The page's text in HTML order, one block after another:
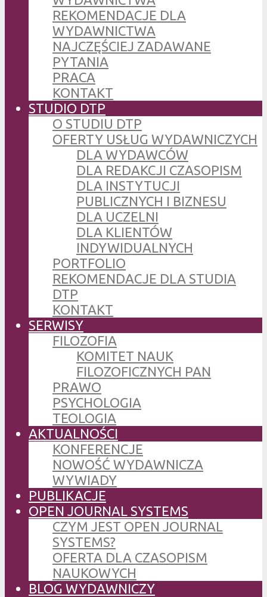
REKOMENDACJE DLA
WYDAWNICTWA
NAJCZĘŚCIEJ ZADAWANE
PYTANIA
PRACA
KONTAKT
STUDIO DTP
O STUDIU DTP
OFERTY USŁUG WYDAWNICZYCH
DLA WYDAWCÓW
DLA REDAKCJI CZASOPISM
DLA INSTYTUCJI
PUBLICZNYCH I BIZNESU
DLA UCZELNI
DLA KLIENTÓW
INDYWIDUALNYCH
PORTFOLIO
REKOMENDACJE DLA STUDIA
DTP
KONTAKT
SERWISY
FILOZOFIA
KOMITET NAUK
FILOZOFICZNYCH PAN
PRAWO
PSYCHOLOGIA
TEOLOGIA
AKTUALNOŚCI
KONFERENCJE
NOWOŚĆ WYDAWNICZA
WYWIADY
PUBLIKACJE
OPEN JOURNAL SYSTEMS
CZYM JEST OPEN JOURNAL
SYSTEMS?
OFERTA DLA CZASOPISM
NAUKOWYCH
BLOG WYDAWNICZY